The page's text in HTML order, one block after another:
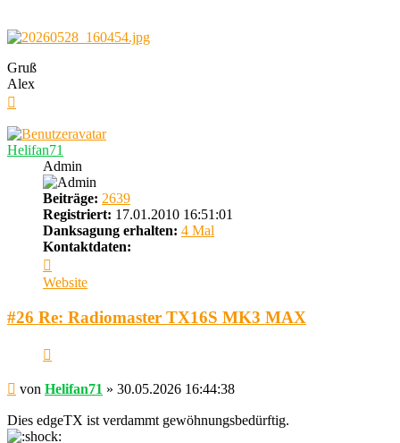
Gruß
Alex
Helifan71
Admin
Beiträge: 2639
Registriert: 17.01.2010 16:51:01
Danksagung erhalten: 4 Mal
Kontaktdaten:
von
Helifan71
Website
#26 Re: Radiomaster TX16S MK3 MAX
Beitrag
von Helifan71 » 30.05.2026 16:44:38
Dies edgeTX ist verdammt gewöhnungsbedürftig.